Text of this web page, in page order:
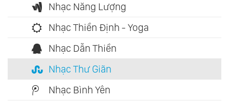
Nhạc Năng Lượng
Nhạc Thiền Định - Yoga
Nhạc Dẫn Thiền
Nhạc Thư Giãn
Nhạc Bình Yên